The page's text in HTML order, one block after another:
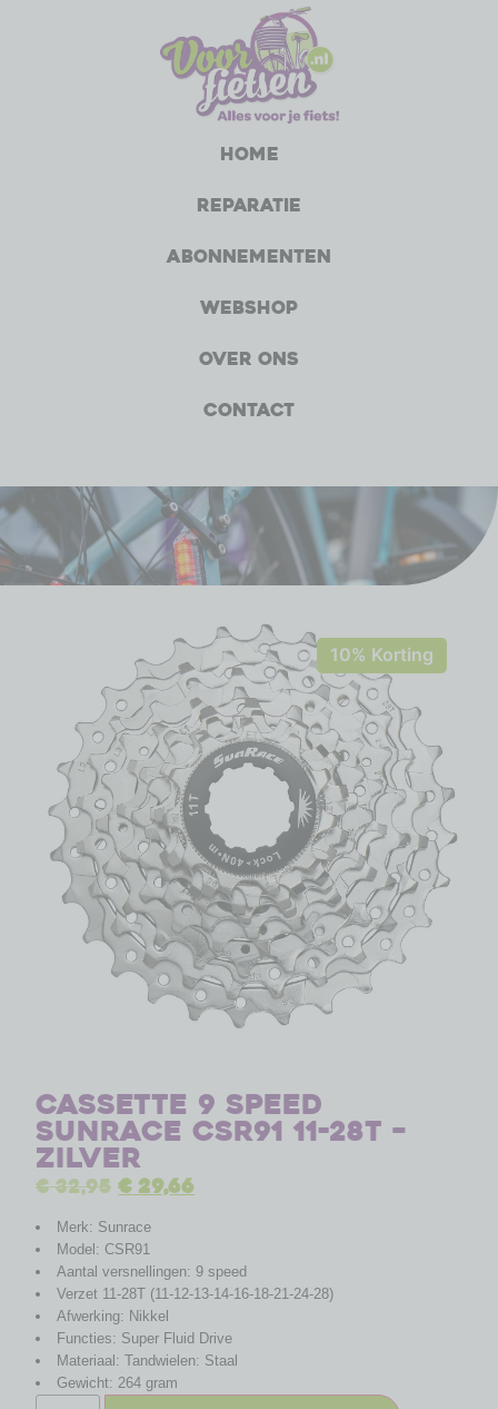
Home
Reparatie
Abonnementen
Webshop
Over ons
Contact
10% Korting
Cassette 9 speed
Sunrace CSR91 11-28T –
zilver
€32,95 €29,66
Merk: Sunrace
Model: CSR91
Aantal versnellingen: 9 speed
Verzet 11-28T (11-12-13-14-16-18-21-24-28)
Afwerking: Nikkel
Functies: Super Fluid Drive
Materiaal: Tandwielen: Staal
Gewicht: 264 gram